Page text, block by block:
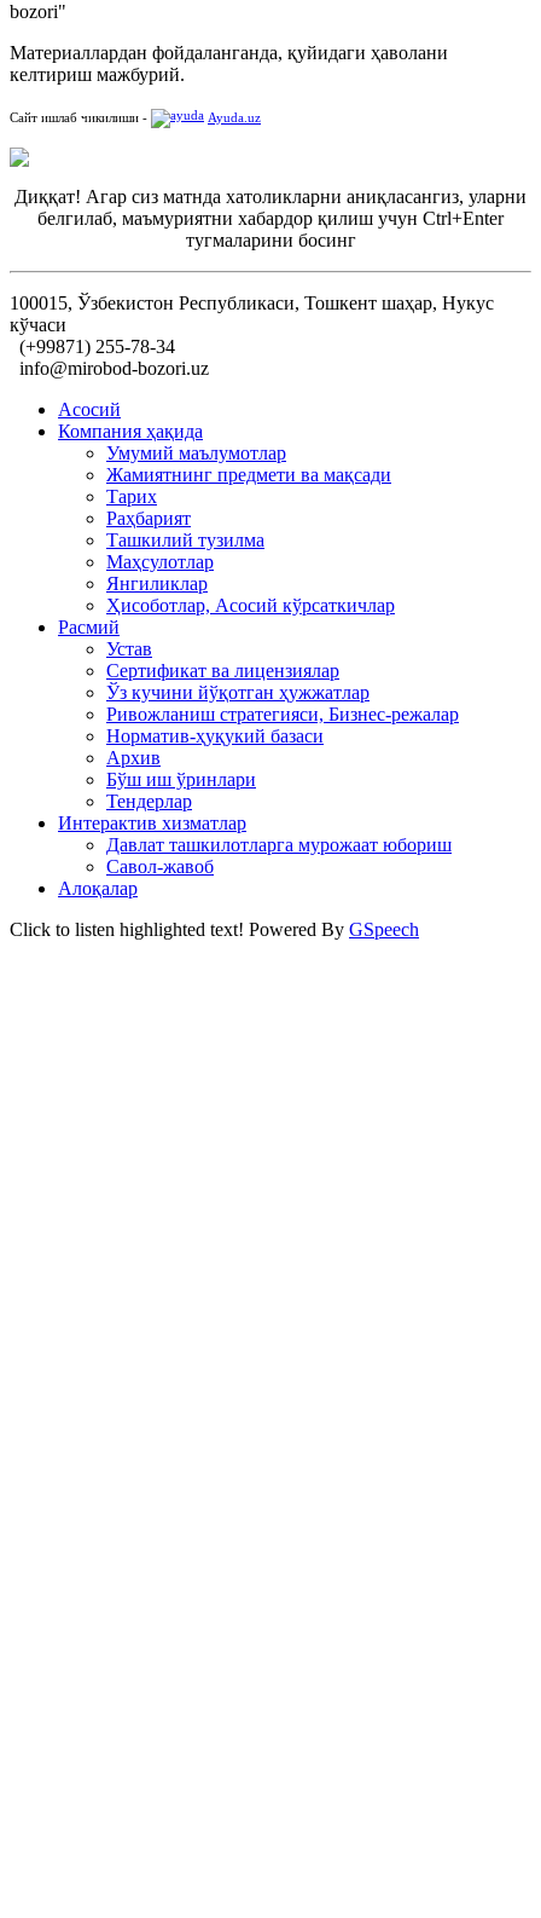
bozori"
Материаллардан фойдаланганда, қуйидаги ҳаволани
келтириш мажбурий.
Сайт ишлаб чикилиши - Ayuda.uz
Диққат! Агар сиз матнда хатоликларни аниқласангиз, уларни
белгилаб, маъмуриятни хабардор қилиш учун Ctrl+Enter
тугмаларини босинг
100015, Ўзбекистон Республикаси, Тошкент шаҳар, Нукус
кўчаси
(+99871) 255-78-34
info@mirobod-bozori.uz
Асосий
Компания ҳақида
Умумий маълумотлар
Жамиятнинг предмети ва мақсади
Тарих
Раҳбарият
Ташкилий тузилма
Маҳсулотлар
Янгиликлар
Ҳисоботлар, Асосий кўрсаткичлар
Расмий
Устав
Сертификат ва лицензиялар
Ўз кучини йўқотган ҳужжатлар
Ривожланиш стратегияси, Бизнес-режалар
Норматив-ҳуқукий базаси
Архив
Бўш иш ўринлари
Тендерлар
Интерактив хизматлар
Давлат ташкилотларга мурожаат юбориш
Савол-жавоб
Алоқалар
Click to listen highlighted text! Powered By GSpeech